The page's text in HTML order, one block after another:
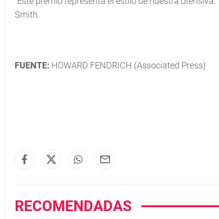
Smith.
FUENTE: HOWARD FENDRICH (Associated Press)
RECOMENDADAS